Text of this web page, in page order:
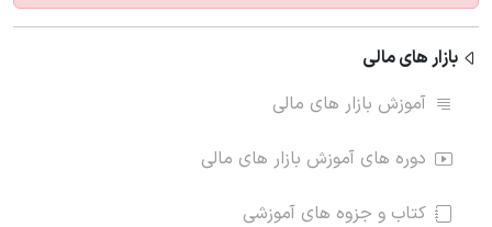
بازار های مالی
آموزش بازار های مالی
دوره های آموزش بازار های مالی
کتاب و جزوه های آموزشی